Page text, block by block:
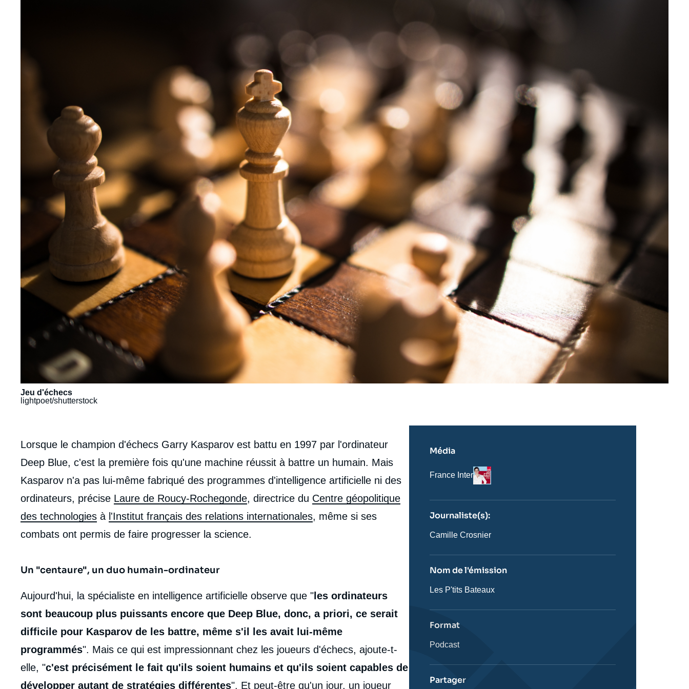
Jeu d'échecs
lightpoet/shutterstock
body
Lorsque le champion d'échecs Garry Kasparov est battu en 1997 par l'ordinateur
Deep Blue, c'est la première fois qu'une machine réussit à battre un humain. Mais
Kasparov n'a pas lui-même fabriqué des programmes d'intelligence artificielle ni des
ordinateurs, précise Laure de Roucy-Rochegonde, directrice du Centre géopolitique
des technologies à l'Institut français des relations internationales, même si ses
combats ont permis de faire progresser la science.
Un "centaure", un duo humain-ordinateur
Aujourd'hui, la spécialiste en intelligence artificielle observe que " les ordinateurs
sont beaucoup plus puissants encore que Deep Blue, donc, a priori, ce serait
difficile pour Kasparov de les battre, même s'il les avait lui-même
programmés". Mais ce qui est impressionnant chez les joueurs d'échecs, ajoute-t-
elle, "c'est précisément le fait qu'ils soient humains et qu'ils soient capables de
développer autant de stratégies différentes". Et peut-être qu'un jour, un joueur
Média
Nom
revue
émission
France Inter
Logo
Journaliste(s):
Journaliste
Camille Crosnier
Nom de l'émission
Nom
Les P'tits Bateaux
Format
Catégorie
Podcast
Partager